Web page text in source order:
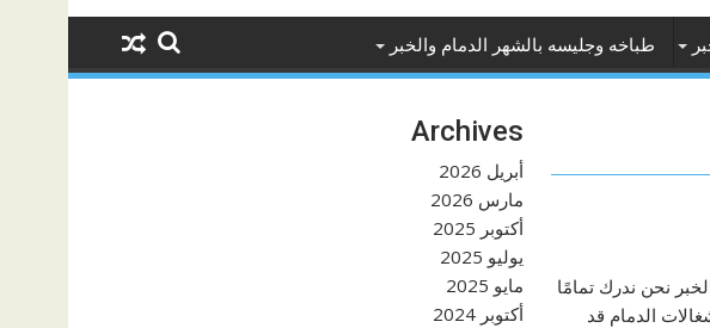
طباخه وجليسه بالشهر الدمام والخبر
نحن ندرك تمامًا
الدمام قد
Archives
أبريل 2026
مارس 2026
أكتوبر 2025
يوليو 2025
مايو 2025
أكتوبر 2024